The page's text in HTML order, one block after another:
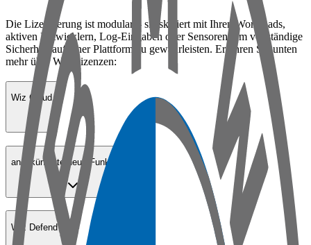
Die Lizenzierung ist modular – sie skaliert mit Ihren Workloads,
aktiven Entwicklern, Log-Eingaben oder Sensoren, um vollständige
Sicherheit auf einer Plattform zu gewährleisten. Erfahren Sie unten
mehr über Wiz-Lizenzen:
Wiz Cloud
angekündigte neue Funktionen
Wiz Defend